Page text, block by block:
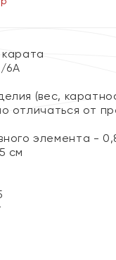
6А
(вес,
отличаться от
элемента -
см